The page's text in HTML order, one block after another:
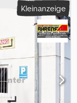
Kleinanzeige